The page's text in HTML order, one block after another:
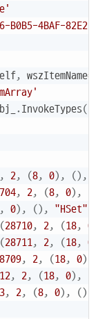
B0B5-4BAF-82E2-
, wszItemName=
. InvokeTypes(
2, (8, 0) , () ,
, 2, (8, 0) ,
0) , () , "HSet"
(28710, 2, (18, 0
(28711, 2, (18, 0
, 2, (18, 0)
, 2, (18, 0) ,
, 2, (8, 0) , ()